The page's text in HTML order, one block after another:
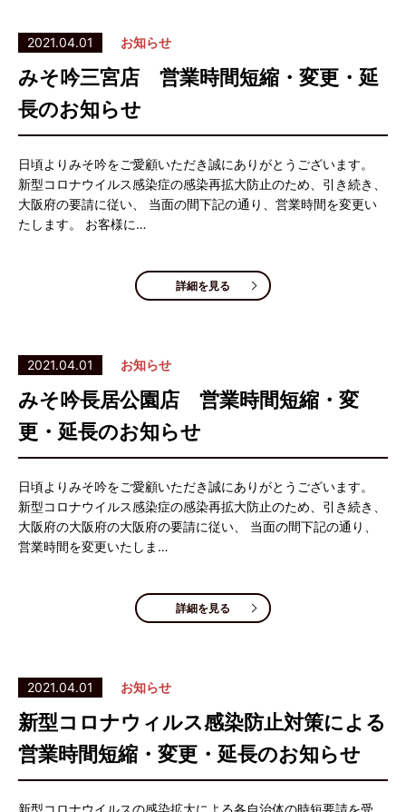
2021.04.01 お知らせ
みそ吟三宮店 営業時間短縮・変更・延
長のお知らせ
日頃よりみそ吟をご愛顧いただき誠にありがとうございます。
新型コロナウイルス感染症の感染再拡大防止のため、引き続き、
大阪府の要請に従い、 当面の間下記の通り、営業時間を変更い
たします。 お客様に…
詳細を見る
2021.04.01 お知らせ
みそ吟長居公園店 営業時間短縮・変
更・延長のお知らせ
日頃よりみそ吟をご愛顧いただき誠にありがとうございます。
新型コロナウイルス感染症の感染再拡大防止のため、引き続き、
大阪府の大阪府の大阪府の要請に従い、 当面の間下記の通り、
営業時間を変更いたしま…
詳細を見る
2021.04.01 お知らせ
新型コロナウィルス感染防止対策による
営業時間短縮・変更・延長のお知らせ
新型コロナウイルスの感染拡大による各自治体の時短要請を受